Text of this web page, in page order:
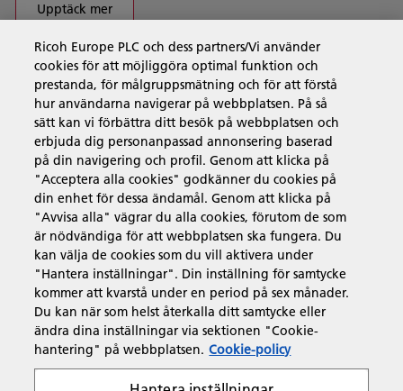
Upptäck mer
Företagslösningar
Produkter och tjänster
Support och kontakt
Resurser
Följ oss
Ricoh Europe PLC och dess partners/Vi använder
cookies för att möjliggöra optimal funktion och
prestanda, för målgruppsmätning och för att förstå
hur användarna navigerar på webbplatsen. På så
sätt kan vi förbättra ditt besök på webbplatsen och
erbjuda dig personanpassad annonsering baserad
på din navigering och profil. Genom att klicka på
"Acceptera alla cookies" godkänner du cookies på
din enhet för dessa ändamål. Genom att klicka på
"Avvisa alla" vägrar du alla cookies, förutom de som
är nödvändiga för att webbplatsen ska fungera. Du
kan välja de cookies som du vill aktivera under
"Hantera inställningar". Din inställning för samtycke
kommer att kvarstå under en period på sex månader.
Du kan när som helst återkalla ditt samtycke eller
ändra dina inställningar via sektionen "Cookie-
hantering" på webbplatsen. Cookie-policy